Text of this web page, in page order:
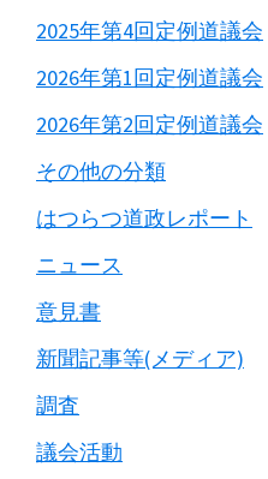
2025年第4回定例道議会
2026年第1回定例道議会
2026年第2回定例道議会
その他の分類
はつらつ道政レポート
ニュース
意見書
新聞記事等(メディア)
調査
議会活動